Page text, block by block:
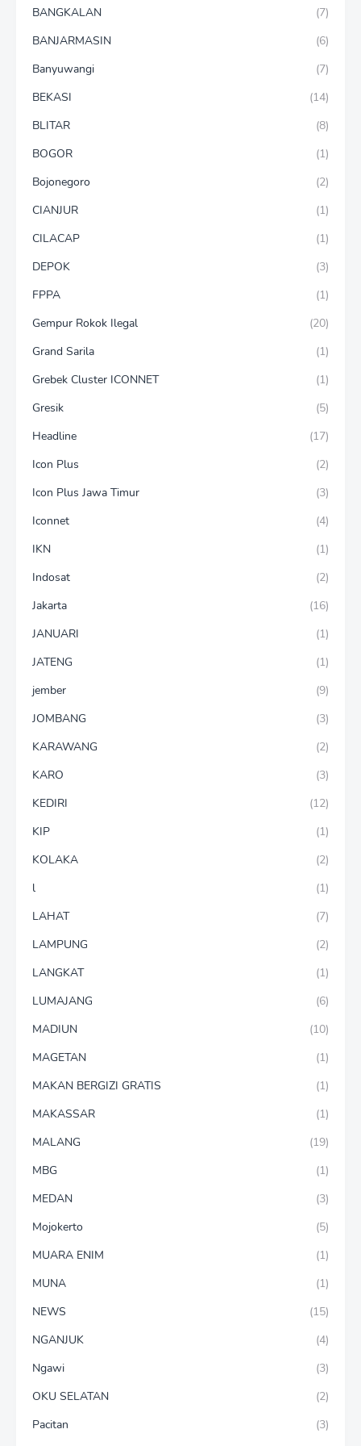
BANGKALAN
(7)
BANJARMASIN
(6)
Banyuwangi
(7)
BEKASI
(14)
BLITAR
(8)
BOGOR
(1)
Bojonegoro
(2)
CIANJUR
(1)
CILACAP
(1)
DEPOK
(3)
FPPA
(1)
Gempur Rokok Ilegal
(20)
Grand Sarila
(1)
Grebek Cluster ICONNET
(1)
Gresik
(5)
Headline
(17)
Icon Plus
(2)
Icon Plus Jawa Timur
(3)
Iconnet
(4)
IKN
(1)
Indosat
(2)
Jakarta
(16)
JANUARI
(1)
JATENG
(1)
jember
(9)
JOMBANG
(3)
KARAWANG
(2)
KARO
(3)
KEDIRI
(12)
KIP
(1)
KOLAKA
(2)
l
(1)
LAHAT
(7)
LAMPUNG
(2)
LANGKAT
(1)
LUMAJANG
(6)
MADIUN
(10)
MAGETAN
(1)
MAKAN BERGIZI GRATIS
(1)
MAKASSAR
(1)
MALANG
(19)
MBG
(1)
MEDAN
(3)
Mojokerto
(5)
MUARA ENIM
(1)
MUNA
(1)
NEWS
(15)
NGANJUK
(4)
Ngawi
(3)
OKU SELATAN
(2)
Pacitan
(3)